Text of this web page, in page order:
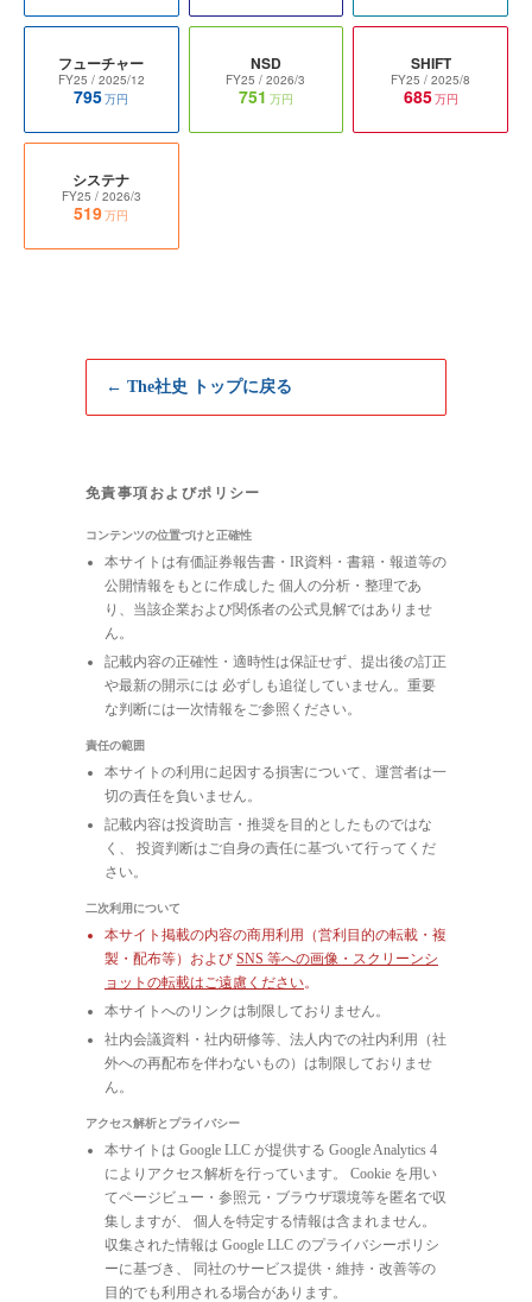
フューチャー
FY25 / 2025/12
795万円
NSD
FY25 / 2026/3
751 万円
SHIFT
FY25 / 2025/8
685万円
システナ
FY25 / 2026/3
519万円
← The社史 トップに戻る
免責事項およびポリシー
コンテンツの位置づけと正確性
本サイトは有価証券報告書・IR資料・書籍・報道等の
公開情報をもとに作成した 個人の分析・整理であ
り、当該企業および関係者の公式見解ではありませ
ん。
記載内容の正確性・適時性は保証せず、提出後の訂正
や最新の開示には 必ずしも追従していません。重要
な判断には一次情報をご参照ください。
責任の範囲
本サイトの利用に起因する損害について、運営者は一
切の責任を負いません。
記載内容は投資助言・推奨を目的としたものではな
く、 投資判断はご自身の責任に基づいて行ってくだ
さい。
二次利用について
本サイト掲載の内容の商用利用（営利目的の転載・複
製・配布等）および SNS 等への画像・スクリーンシ
ョットの転載はご遠慮ください。
本サイトへのリンクは制限しておりません。
社内会議資料・社内研修等、法人内での社内利用（社
外への再配布を伴わないもの）は制限しておりませ
ん。
アクセス解析とプライバシー
本サイトは Google LLC が提供する Google Analytics 4
によりアクセス解析を行っています。 Cookie を用い
てページビュー・参照元・ブラウザ環境等を匿名で収
集しますが、 個人を特定する情報は含まれません。
収集された情報は Google LLC のプライバシーポリシ
ーに基づき、 同社のサービス提供・維持・改善等の
目的でも利用される場合があります。